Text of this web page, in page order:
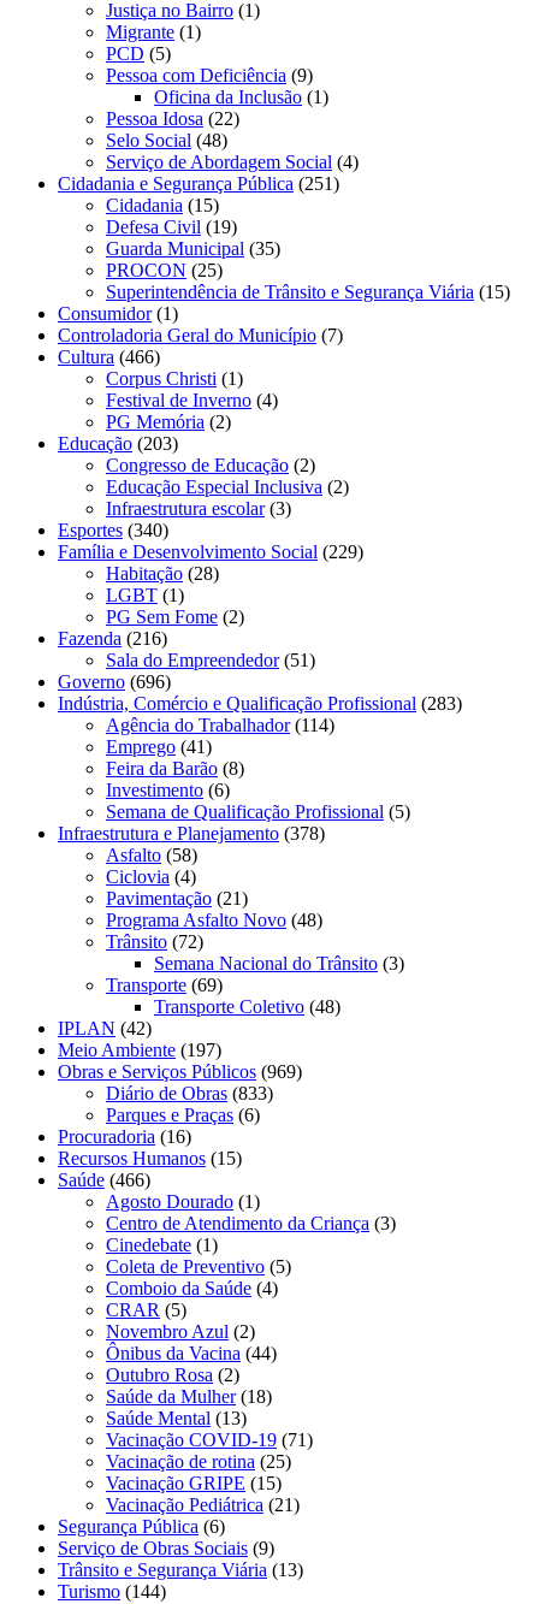
Justiça no Bairro (1)
Migrante (1)
PCD (5)
Pessoa com Deficiência (9)
Oficina da Inclusão (1)
Pessoa Idosa (22)
Selo Social (48)
Serviço de Abordagem Social (4)
Cidadania e Segurança Pública (251)
Cidadania (15)
Defesa Civil (19)
Guarda Municipal (35)
PROCON (25)
Superintendência de Trânsito e Segurança Viária (15)
Consumidor(1)
Controladoria Geral do Município (7)
Cultura (466)
Corpus Christi (1)
Festival de Inverno (4)
PG Memória (2)
Educação (203)
Congresso de Educação (2)
Educação Especial Inclusiva (2)
Infraestrutura escolar(3)
Esportes (340)
Família e Desenvolvimento Social (229)
Habitação (28)
LGBT (1)
PG Sem Fome (2)
Fazenda (216)
Sala do Empreendedor(51)
Governo (696)
Indústria, Comércio e Qualificação Profissional (283)
Agência do Trabalhador(114)
Emprego (41)
Feira da Barão (8)
Investimento (6)
Semana de Qualificação Profissional (5)
Infraestrutura e Planejamento (378)
Asfalto (58)
Ciclovia (4)
Pavimentação (21)
Programa Asfalto Novo (48)
Trânsito (72)
Semana Nacional do Trânsito (3)
Transporte (69)
Transporte Coletivo (48)
IPLAN (42)
Meio Ambiente (197)
Obras e Serviços Públicos (969)
Diário de Obras (833)
Parques e Praças (6)
Procuradoria (16)
Recursos Humanos (15)
Saúde (466)
Agosto Dourado (1)
Centro de Atendimento da Criança (3)
Cinedebate (1)
Coleta de Preventivo (5)
Comboio da Saúde (4)
CRAR (5)
Novembro Azul (2)
Ônibus da Vacina (44)
Outubro Rosa (2)
Saúde da Mulher(18)
Saúde Mental (13)
Vacinação COVID-19 (71)
Vacinação de rotina (25)
Vacinação GRIPE (15)
Vacinação Pediátrica (21)
Segurança Pública (6)
Serviço de Obras Sociais (9)
Trânsito e Segurança Viária (13)
Turismo (144)